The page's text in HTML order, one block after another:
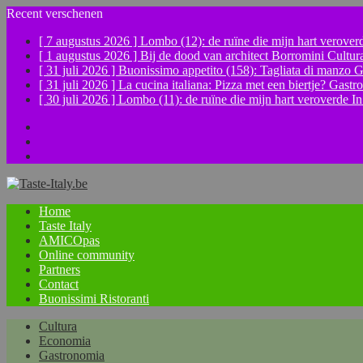
Recent verschenen
[ 7 augustus 2026 ] Lombo (12): de ruïne die mijn hart
[ 1 augustus 2026 ] Bij de dood van architect Borromini
[ 31 juli 2026 ] Buonissimo appetito (158): Tagliata di manzo
[ 31 juli 2026 ] La cucina italiana: Pizza met een biertje?
[ 30 juli 2026 ] Lombo (11): de ruïne die mijn hart veroverde
Home
Taste Italy
AMICOpas
Online community
Partners
Contact
Buonissimi Ristoranti
Cultura
Economia
Gastronomia